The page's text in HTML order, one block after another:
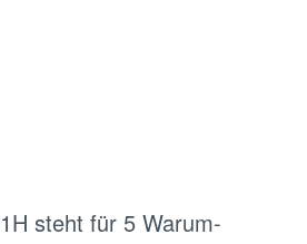
steht für 5 Warum-